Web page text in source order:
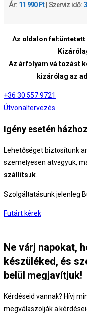
Ár: 11 990 Ft| Szerviz idő:
Az oldalon feltüntetett
Az árfolyam változást
kizárólag az
+36 30 557 9721
Útvonaltervezés
Igény esetén
Lehetőséget biztosítunk
személyesen átvegyük,
szállítsuk.
Szolgáltatásunk jelenleg
Futárt kérek
Ne várj napokat,
készüléked, és
belül megjavítjuk!
Kérdéseid vannak? Hívj
megválaszolják a